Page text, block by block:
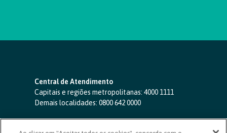
Central de Atendimento
Capitais e regiões metropolitanas: 4000 1111
Demais localidades: 0800 642 0000
SAC 24 horas-0800 724 4420